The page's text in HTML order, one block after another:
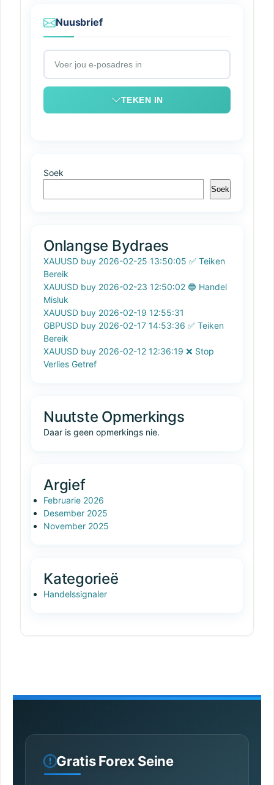
Nuusbrief
TEKEN IN
Soek
Soek
Onlangse Bydraes
XAUUSD buy 2026-02-25 13:50:05 ✅ Teiken
Bereik
XAUUSD buy 2026-02-23 12:50:02 🔵 Handel
Misluk
XAUUSD buy 2026-02-19 12:55:31
GBPUSD buy 2026-02-17 14:53:36 ✅ Teiken
Bereik
XAUUSD buy 2026-02-12 12:36:19 ❌ Stop
Verlies Getref
Nuutste Opmerkings
Daar is geen opmerkings nie.
Argief
Februarie 2026
Desember 2025
November 2025
Kategorieë
Handelssignaler
Gratis Forex Seine